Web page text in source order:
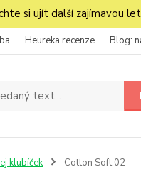
si ujít další zajímavou
Heureka recenze Blog:
klubíček Cotton Soft 02